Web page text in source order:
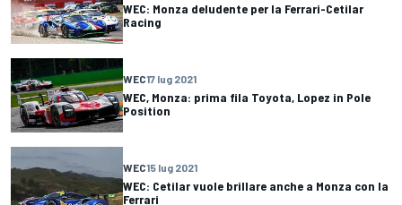
WEC: Monza deludente per la Ferrari-Cetilar
Racing
WEC17 lug 2021
WEC, Monza: prima fila Toyota, Lopez in Pole
Position
WEC15 lug 2021
WEC: Cetilar vuole brillare anche a Monza con la
Ferrari